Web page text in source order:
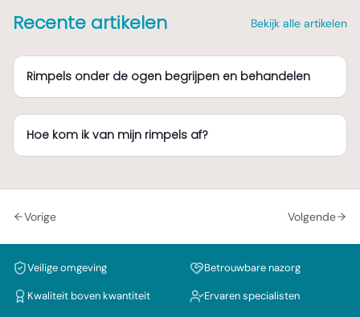
Recente artikelen Bekijk alle artikelen
Rimpels onder de ogen begrijpen en behandelen
Hoe kom ik van mijn rimpels af?
Vorige Volgende
Veilige omgeving Betrouwbare nazorg
Kwaliteit boven kwantiteit Ervaren specialisten